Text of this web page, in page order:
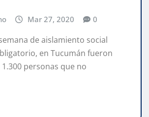
Mar 27, 2020 0
de aislamiento social
en Tucumán fueron
personas que no